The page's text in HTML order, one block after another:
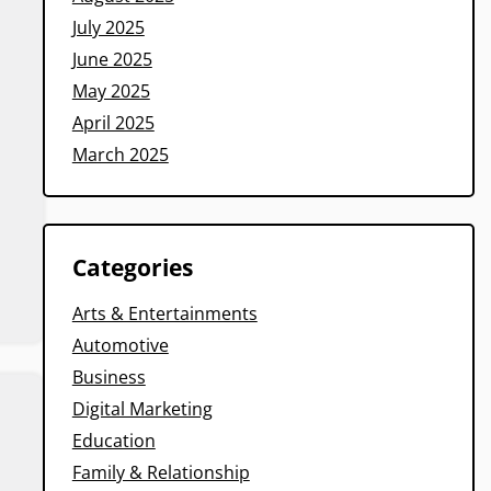
July 2025
June 2025
May 2025
April 2025
March 2025
Categories
Arts & Entertainments
Automotive
Business
Digital Marketing
Education
Family & Relationship